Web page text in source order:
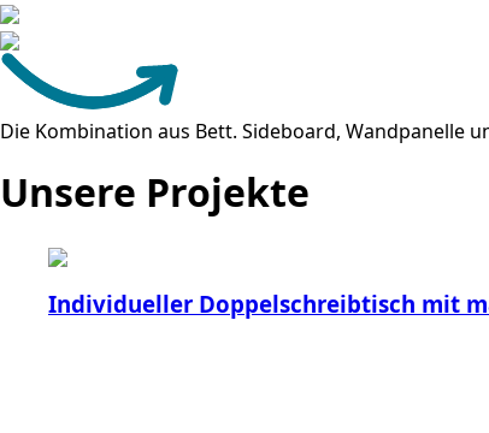
Die Kombination aus Bett. Sideboard, Wandpanelle
Unsere Projekte
Individueller Doppelschreibtisch mit